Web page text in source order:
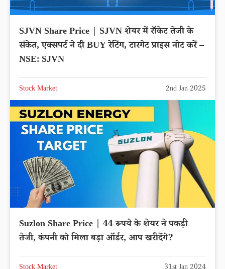
SJVN Share Price | SJVN शेयर में रॉकेट तेजी के
संकेत, एक्सपर्ट ने दी BUY रेटिंग, टारगेट प्राइस नोट करें –
NSE: SJVN
Stock Market 2nd Jan 2025
Suzlon Share Price | 44 रूपये के शेयर ने पकड़ी
तेजी, कंपनी को मिला बड़ा ऑर्डर, आप खरीदेंगे?